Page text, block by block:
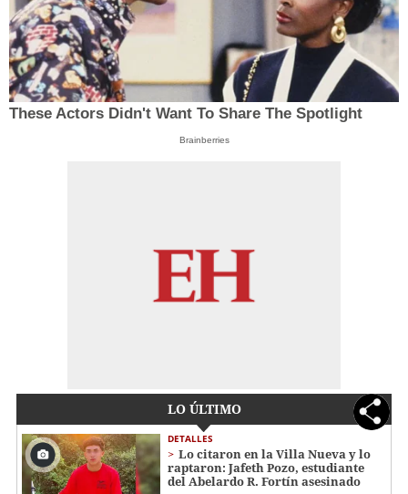
These Actors Didn't Want To Share The Spotlight
Brainberries
LO ÚLTIMO
DETALLES
Lo citaron en la Villa Nueva y lo
raptaron: Jafeth Pozo, estudiante
del Abelardo R. Fortín asesinado